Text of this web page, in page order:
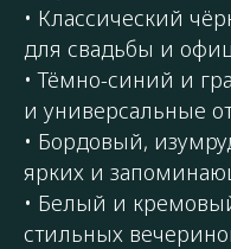
• Классический
для свадьбы и
• Тёмно-синий и
и универсальные
• Бордовый,
ярких и
• Белый и
стильных